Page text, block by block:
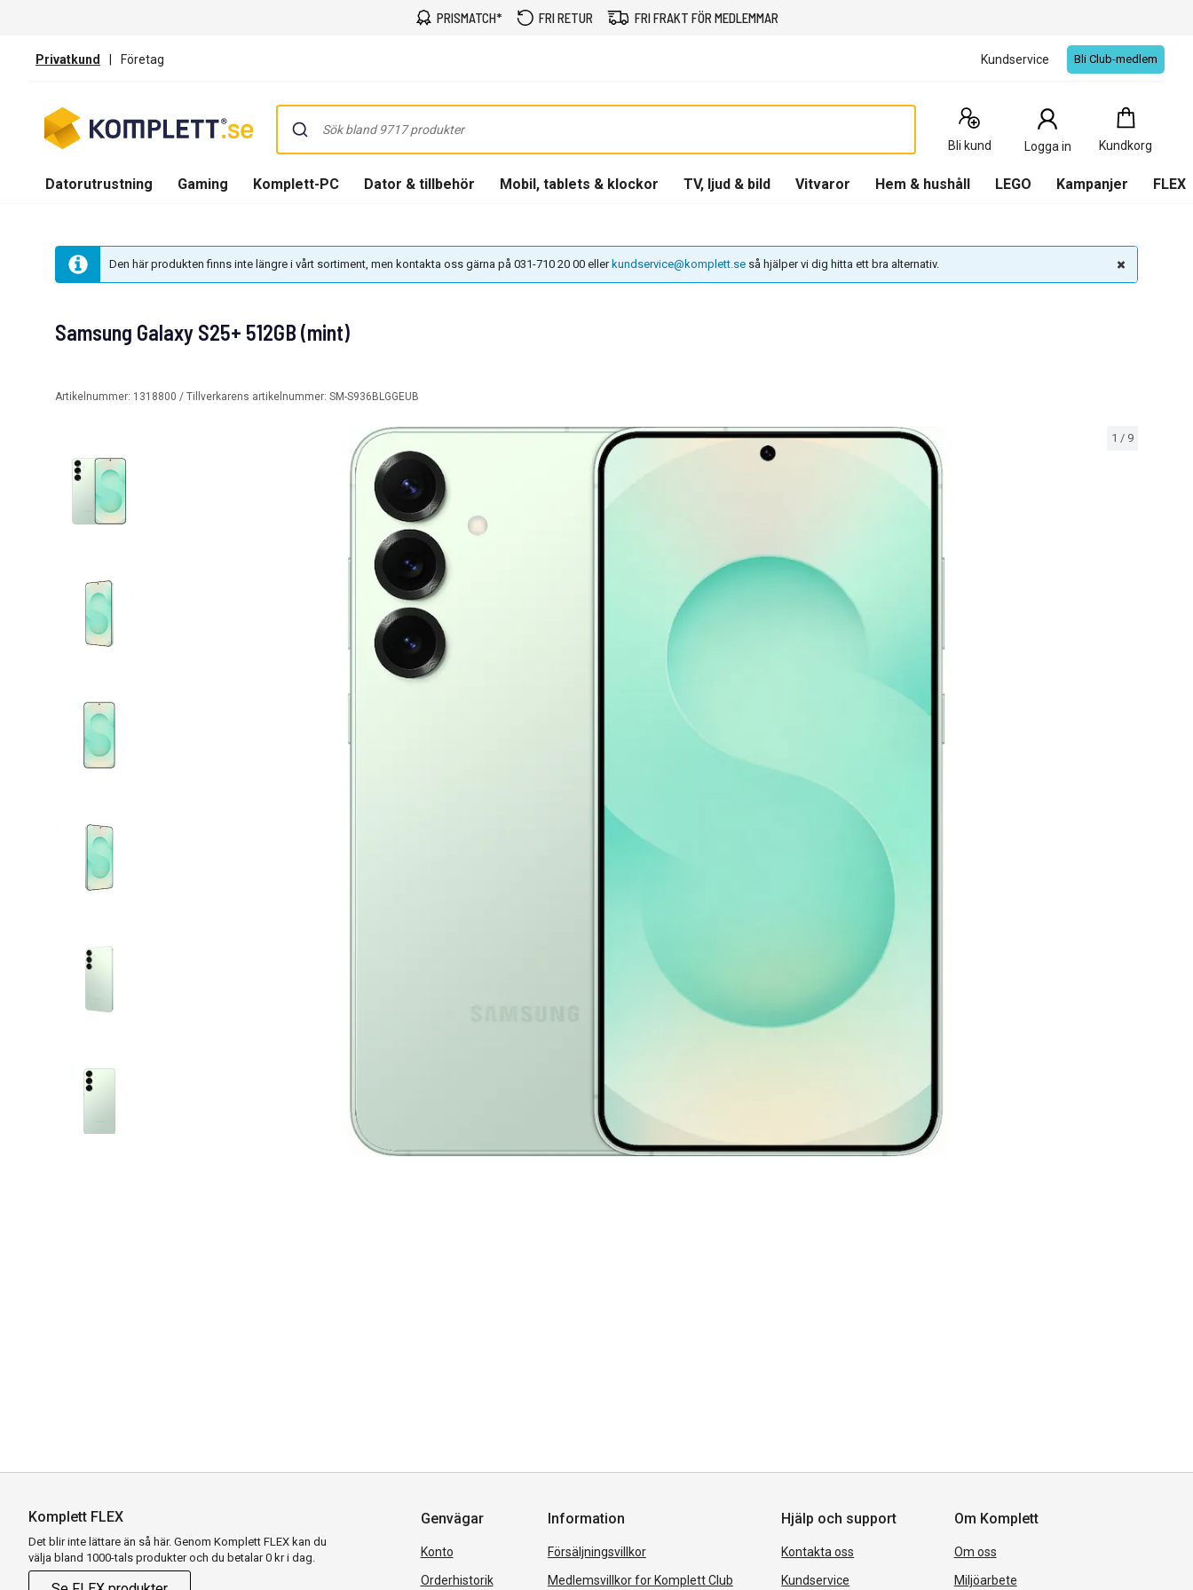
PRISMATCH* FRI RETUR FRI FRAKT FÖR MEDLEMMAR
Privatkund | Företag Kundservice Bli Club-medlem
Bli kund Logga in Kundkorg
Kundkorg
0
Produkter
Datorutrustning Gaming Komplett-PC Dator & tillbehör Mobil, tablets & klockor TV, ljud & bild Vitvaror Hem & hushåll LEGO Kampanjer FLEX
Den här produkten finns inte längre i vårt sortiment, men kontakta oss gärna på 031-710 20 00 eller kundservice@komplett.se så hjälper vi dig hitta ett bra alternativ.
1 / 9
Samsung Galaxy S25+ 512GB (mint)
Artikelnummer: 1318800 / Tillverkarens artikelnummer: SM-S936BLGGEUB
Komplett FLEX
Det blir inte lättare än så här. Genom Komplett FLEX kan du
välja bland 1000-tals produkter och du betalar 0 kr i dag.
Genvägar
Konto
Orderhistorik
Information
Försäljningsvillkor
Medlemsvillkor for Komplett Club
Hjälp och support
Kontakta oss
Kundservice
Om Komplett
Om oss
Miljöarbete